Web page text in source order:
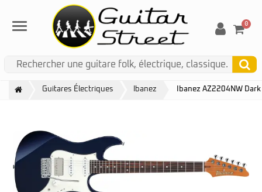
Menu 0
Guitares Électriques Ibanez Ibanez AZ2204NW